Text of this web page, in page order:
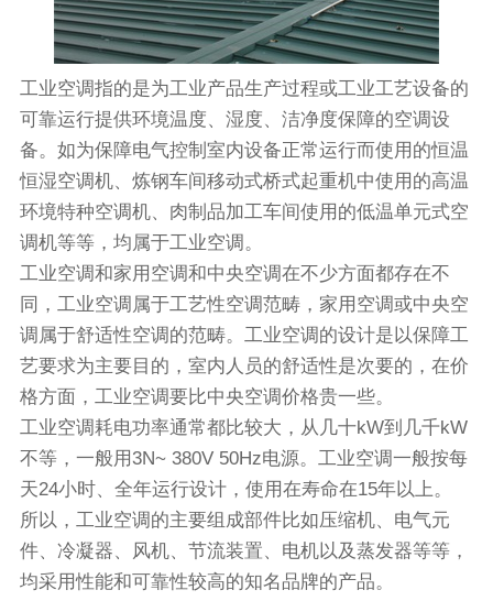
工业空调指的是为工业产品生产过程或工业工艺设备的
可靠运行提供环境温度、湿度、洁净度保障的空调设
备。如为保障电气控制室内设备正常运行而使用的恒温
恒湿空调机、炼钢车间移动式桥式起重机中使用的高温
环境特种空调机、肉制品加工车间使用的低温单元式空
调机等等，均属于工业空调。
工业空调和家用空调和中央空调在不少方面都存在不
同，工业空调属于工艺性空调范畴，家用空调或中央空
调属于舒适性空调的范畴。工业空调的设计是以保障工
艺要求为主要目的，室内人员的舒适性是次要的，在价
格方面，工业空调要比中央空调价格贵一些。
工业空调耗电功率通常都比较大，从几十kW到几千kW
不等，一般用3N~ 380V 50Hz电源。工业空调一般按每
天24小时、全年运行设计，使用在寿命在15年以上。
所以，工业空调的主要组成部件比如压缩机、电气元
件、冷凝器、风机、节流装置、电机以及蒸发器等等，
均采用性能和可靠性较高的知名品牌的产品。